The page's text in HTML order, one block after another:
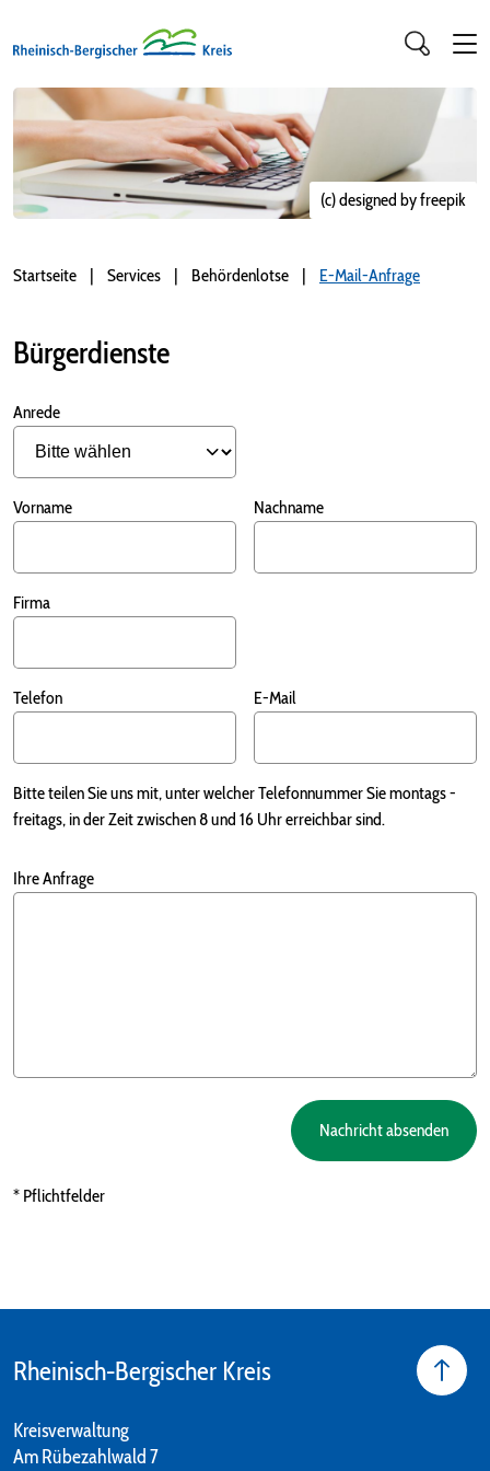
(c) designed by freepik
Startseite Services Behördenlotse E-Mail-Anfrage
Bürgerdienste
Anrede
Vorname Nachname
Firma
Telefon E-Mail
Bitte teilen Sie uns mit, unter welcher Telefonnummer Sie montags -
freitags, in der Zeit zwischen 8 und 16 Uhr erreichbar sind.
Ihre Anfrage
Nachricht absenden
* Pflichtfelder
Rheinisch-Bergischer Kreis
Kreisverwaltung
Am Rübezahlwald 7